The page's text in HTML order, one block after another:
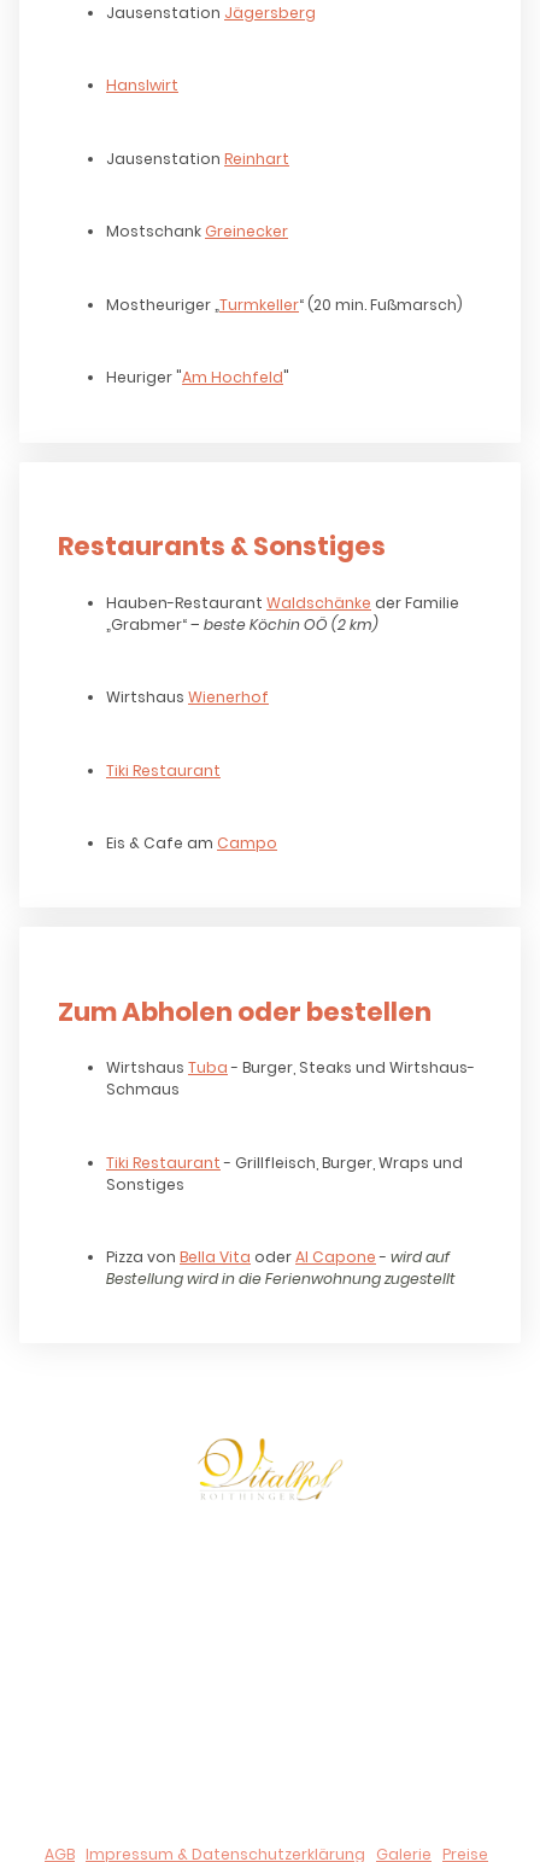
Jausenstation Jägersberg
Hanslwirt
Jausenstation Reinhart
Mostschank Greinecker
Mostheuriger „Turmkeller“ (20 min. Fußmarsch)
Heuriger "Am Hochfeld"
Restaurants & Sonstiges
Hauben-Restaurant Waldschänke der Familie
„Grabmer“ – beste Köchin OÖ (2 km)
Wirtshaus Wienerhof
Tiki Restaurant
Eis & Cafe am Campo
Zum Abholen oder bestellen
Wirtshaus Tuba- Burger, Steaks und Wirtshaus-
Schmaus
Tiki Restaurant- Grillfleisch, Burger, Wraps und
Sonstiges
Pizza von Bella Vita oderAl Capone- wird auf
Bestellung wird in die Ferienwohnung zugestellt
AGB Impressum & Datenschutzerklärung Galerie Preise